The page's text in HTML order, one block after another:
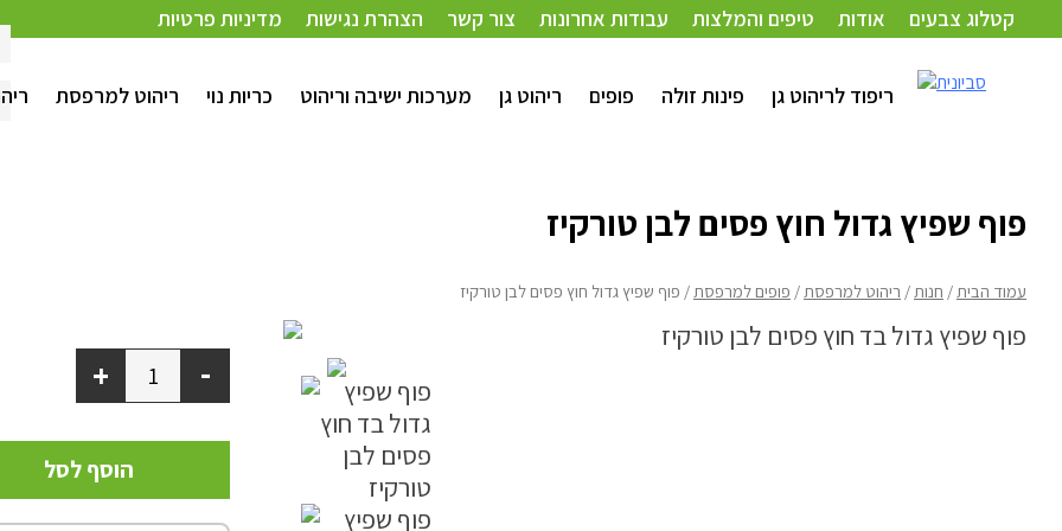
קטלוג צבעים אודות טיפים והמלצות עבודות אחרונות צור קשר הצהרת נגישות מדיניות פרטיות
ריפוד לריהוט גן פינות זולה פופים ריהוט גן מערכות ישיבה וריהוט כריות נוי ריהוט למרפסת
עמוד הבית/ חנות/ריהוט למרפסת/ פופים למרפסת/ פוף שפיץ גדול חוץ פסים לבן טורקיז
פוף שפיץ גדול חוץ פסים לבן טורקיז
עמוד הבית/ חנות/ ריהוט למרפסת/ פופים למרפסת/ פוף שפיץ גדול חוץ פסים לבן טורקיז
-
+
הוסף לסל